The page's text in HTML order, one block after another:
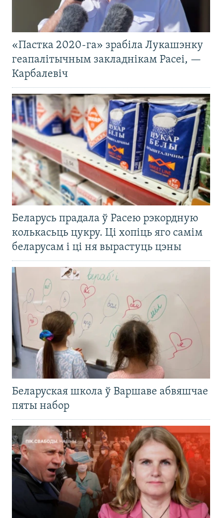
«Пастка 2020-га» зрабіла Лукашэнку
геапалітычным закладнікам Расеі, —
Карбалевіч
Беларусь прадала ў Расею рэкордную
колькасьць цукру. Ці хопіць яго самім
беларусам і ці ня вырастуць цэны
Беларуская школа ў Варшаве абвяшчае
пяты набор